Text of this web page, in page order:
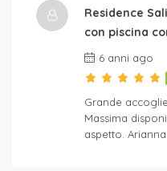
Residence
con piscina
6 anni ago
Grande
Massima
aspetto. Arianna